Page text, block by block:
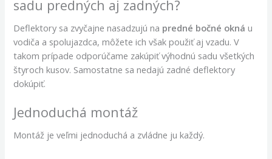
sadu predných aj zadných?
Deflektory sa zvyčajne nasadzujú na predné bočné oknáu
vodiča a spolujazdca, môžete ich však použiť aj vzadu. V
takom prípade odporúčame zakúpiť výhodnú sadu všetkých
štyroch kusov. Samostatne sa nedajú zadné deflektory
dokúpiť.
Jednoduchá montáž
Montáž je veľmi jednoduchá a zvládne ju každý.